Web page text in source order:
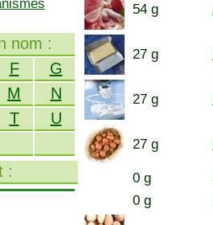
nom :
F
G
M
N
T
U
:
54 g
27 g
27 g
27 g
0 g
0 g